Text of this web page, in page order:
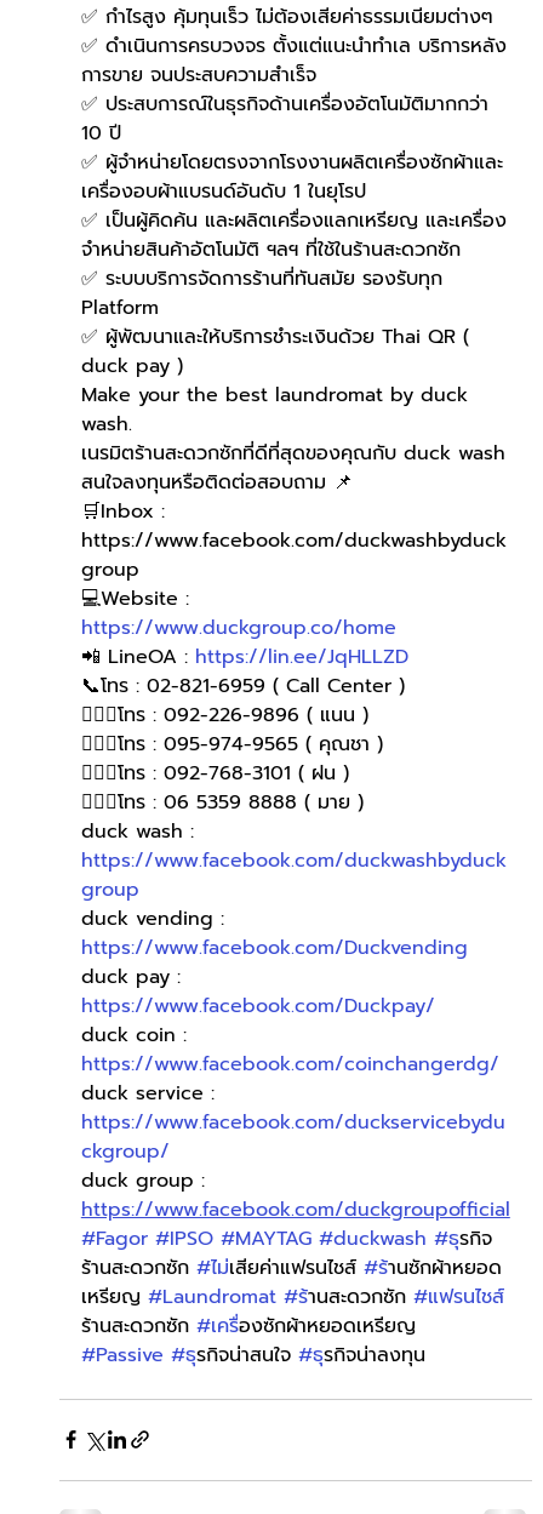
✅ กำไรสูง คุ้มทุนเร็ว ไม่ต้องเสียค่าธรรมเนียมต่างๆ
✅ ดำเนินการครบวงจร ตั้งแต่แนะนำทำเล บริการหลัง
การขาย จนประสบความสำเร็จ
✅ ประสบการณ์ในธุรกิจด้านเครื่องอัตโนมัติมากกว่า
10 ปี
✅ ผู้จำหน่ายโดยตรงจากโรงงานผลิตเครื่องซักผ้าและ
เครื่องอบผ้าแบรนด์อันดับ 1 ในยุโรป
✅ เป็นผู้คิดค้น และผลิตเครื่องแลกเหรียญ และเครื่อง
จำหน่ายสินค้าอัตโนมัติ ฯลฯ ที่ใช้ในร้านสะดวกซัก
✅ ระบบบริการจัดการร้านที่ทันสมัย รองรับทุก
Platform
✅ ผู้พัฒนาและให้บริการชำระเงินด้วย Thai QR (
duck pay )
Make your the best laundromat by duck
wash.
เนรมิตร้านสะดวกซักที่ดีที่สุดของคุณกับ duck wash
สนใจลงทุนหรือติดต่อสอบถาม 📌
🛒Inbox :
https://www.facebook.com/duckwashbyduck
group
💻Website :
https://www.duckgroup.co/home
📲 LineOA : https://lin.ee/JqHLLZD
📞โทร : 02-821-6959 ( Call Center )
🙋🏻‍♀️โทร : 092-226-9896 ( แนน )
🙋🏻‍♀โทร : 095-974-9565 ( คุณชา )
🙋🏻‍♀โทร : 092-768-3101 ( ฝน )
🙋🏻‍♀️โทร : 06 5359 8888 ( มาย )
duck wash :
https://www.facebook.com/duckwashbyduck
group
duck vending :
https://www.facebook.com/Duckvending
duck pay :
https://www.facebook.com/Duckpay/
duck coin :
https://www.facebook.com/coinchangerdg/
duck service :
https://www.facebook.com/duckservicebydu
ckgroup/
duck group :
https://www.facebook.com/duckgroupofficial
#Fagor #IPSO #MAYTAG #duckwash #ธุรกิจ
ร้านสะดวกซัก #ไม่เสียค่าแฟรนไชส์ #ร้านซักผ้าหยอด
เหรียญ #Laundromat #ร้านสะดวกซัก #แฟรนไชส์
ร้านสะดวกซัก #เครื่องซักผ้าหยอดเหรียญ
#Passive #ธุรกิจน่าสนใจ #ธุรกิจน่าลงทุน